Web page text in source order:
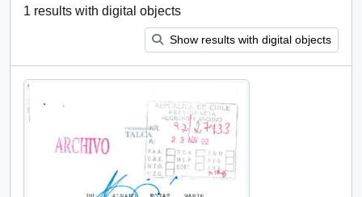
1 results with digital objects
Show results with digital objects